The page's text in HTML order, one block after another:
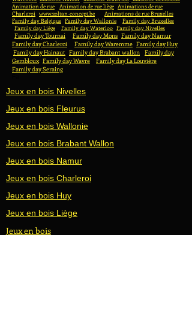
Animation de rue
Animation de rue liège Animations de rue
Charleroi www.zoltan-concept.be
Animations de rue Bruxelles
Family day Belgique Family day Wallonie
Family day Bruxelles
Family day Liège
Family day Waterloo Family day Nivelles
Family day Tournai Family day Mons Family day Namur
Family day Charleroi
Family day Waremme Family day Huy
Family day Hainaut Family day Brabant wallon Family day
Gembloux Family day Wavre
Family day La Louvière
Family day Seraing
Jeux en bois Nivelles
Jeux en bois Fleurus
Jeux en bois Wallonie
Jeux en bois Brabant Wallon
Jeux en bois Namur
Jeux en bois Charleroi
Jeux en bois Huy
Jeux en bois Liège
Jeux en bois